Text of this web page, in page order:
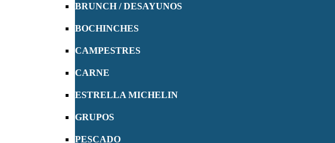
BRUNCH / DESAYUNOS
BOCHINCHES
CAMPESTRES
CARNE
ESTRELLA MICHELIN
GRUPOS
PESCADO